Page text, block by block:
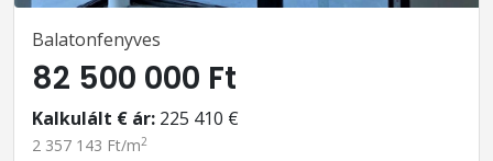
Balatonfenyves
82 500 000 Ft
Kalkulált € ár: 225 410 €
2 357 143 Ft/m2